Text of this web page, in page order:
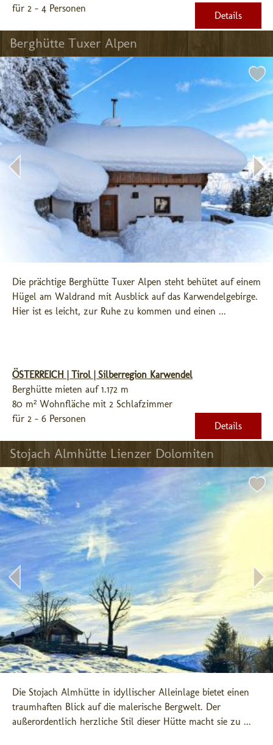
für 2 - 4 Personen
Details
Berghütte Tuxer Alpen
Die prächtige Berghütte Tuxer Alpen steht behütet auf einem
Hügel am Waldrand mit Ausblick auf das Karwendelgebirge.
Hier ist es leicht, zur Ruhe zu kommen und einen ...
ÖSTERREICH | Tirol | Silberregion Karwendel
Berghütte mieten auf 1.172 m
80 m² Wohnfläche mit 2 Schlafzimmer
für 2 - 6 Personen
Details
Stojach Almhütte Lienzer Dolomiten
Die Stojach Almhütte in idyllischer Alleinlage bietet einen
traumhaften Blick auf die malerische Bergwelt. Der
außerordentlich herzliche Stil dieser Hütte macht sie zu ...